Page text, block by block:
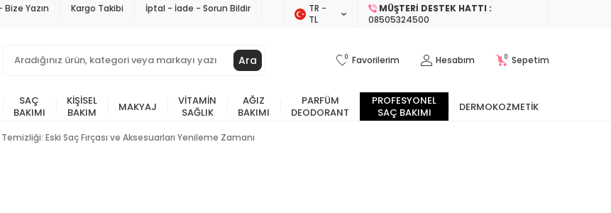
Yazın Kargo Takibi İptal - İade - Sorun Bildir
TR −
TL
MÜŞTERI DESTEK HATTI :
08505324500
Ara 0 Favorilerim Hesabım 0 Sepetim
SAÇ
BAKIMI
KIŞISEL
BAKIM
MAKYAJ
VITAMIN
SAĞLIK
AĞIZ
BAKIMI
PARFÜM
DEODORANT
PROFESYONEL
SAÇ BAKIMI
DERMOKOZMETIK
Eski Saç Fırçası ve Aksesuarları Yenileme Zamanı